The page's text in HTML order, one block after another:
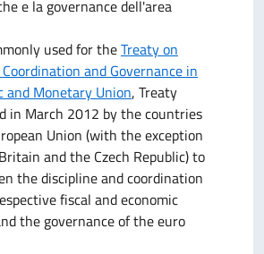
e la governance dell'area
used for theTreaty on
and Governance in
and Monetary Union, Treaty
in March 2012 by the countries
Union (with the exception
and the Czech Republic) to
the discipline and coordination
fiscal and economic
the governance of the euro